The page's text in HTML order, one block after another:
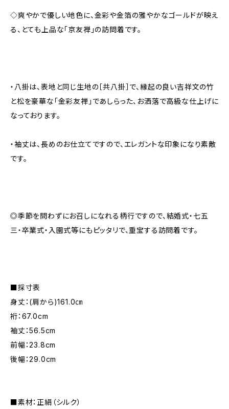
◇爽やかで優しい地色に、金彩や金箔の雅やかなゴールドが映え
る、とても上品な「京友禅」の訪問着です。
・八掛は、表地と同じ生地の［共八掛］で、縁起の良い吉祥文の竹
と松を豪華な「金彩友禅」であしらった、お洒落で高級な仕上げに
なっております。
・袖丈は、長めのお仕立てですので、エレガントな印象になり素敵
です。
◎季節を問わずにお召しになれる柄行ですので、結婚式・七五
三・卒業式・入園式等にもピッタリで、重宝する訪問着です。
■採寸表
身丈：(肩から)161.0㎝
裄：67.0cm
袖丈：56.5cm
前幅：23.8cm
後幅：29.0cm
■素材：正絹（シルク）